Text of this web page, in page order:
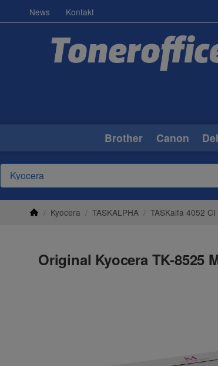
News Kontakt
Brother Canon
/ Kyocera / TASKALPHA / TASKalfa 4052 CI
Original Kyocera TK-8525